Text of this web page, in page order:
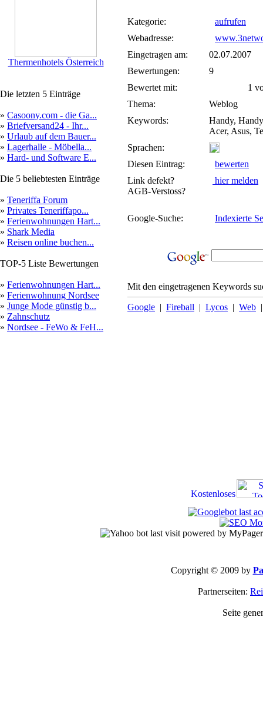
Thermenhotels Österreich
Die letzten 5 Einträge
» Casoony.com - die Ga...
» Briefversand24 - Ihr...
» Urlaub auf dem Bauer...
» Lagerhalle - Möbella...
» Hard- und Software E...
Die 5 beliebtesten Einträge
» Teneriffa Forum
» Privates Teneriffapo...
» Ferienwohnungen Hart...
» Shark Media
» Reisen online buchen...
TOP-5 Liste Bewertungen
» Ferienwohnungen Hart...
» Ferienwohnung Nordsee
» Junge Mode günstig b...
» Zahnschutz
» Nordsee - FeWo & FeH...
Kategorie:
aufrufen
Webadresse:
Eingetragen am:
02.07.2007
Bewertungen:
9
Bewertet mit:
1
Thema:
Weblog
Keywords:
Handy,
Acer, Asus,
Sprachen:
Diesen Eintrag:
bewerten
Link defekt?
AGB-Verstoss?
hier melden
Google-Suche: Indexierte
Mit den eingetragenen Keywords
Google | Fireball | Lycos | Web
Copyright © 2009 by
Partnerseiten:
Seite